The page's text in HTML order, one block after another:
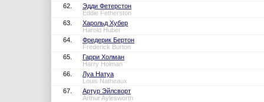
62.
Эдди Фетерстон
Eddie Fetherston
63.
Харольд Хубер
Harold Huber
64.
Фредерик Бертон
Frederick Burton
65.
Гарри Холман
Harry Holman
66.
Луа Натуа
Louis Natheaux
67.
Артур Эйлсворт
Arthur Aylesworth